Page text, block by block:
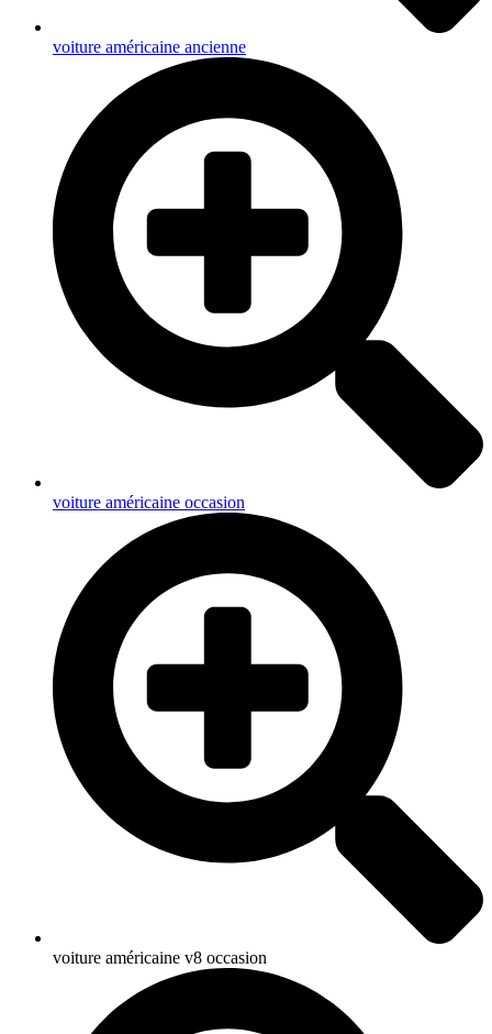
voiture américaine ancienne
voiture américaine occasion
voiture américaine v8 occasion